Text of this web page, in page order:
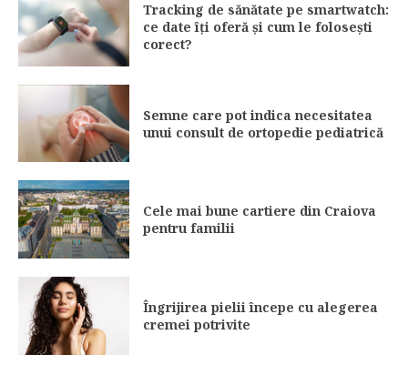
Tracking de sănătate pe smartwatch:
ce date îți oferă și cum le folosești
corect?
Semne care pot indica necesitatea
unui consult de ortopedie pediatrică
Cele mai bune cartiere din Craiova
pentru familii
Îngrijirea pielii începe cu alegerea
cremei potrivite